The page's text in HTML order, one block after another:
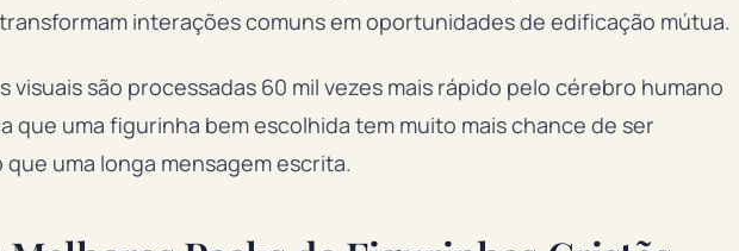
interações comuns em oportunidades de edificação mútua.
visuais são processadas 60 mil vezes mais rápido pelo cérebro humano
que uma figurinha bem escolhida tem muito mais chance de ser
uma longa mensagem escrita.